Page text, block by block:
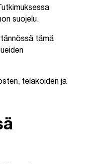
suojelu.
tämä
telakoiden ja